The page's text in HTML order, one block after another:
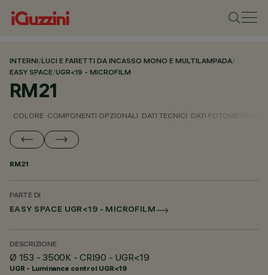
INTERNI/LUCI E FARETTI DA INCASSO MONO E MULTILAMPADA/
EASY SPACE/UGR<19 - MICROFILM
RM21
COLORE COMPONENTI OPZIONALI DATI TECNICI DATI FOTOMETRICI
RM21
PARTE DI
EASY SPACE UGR<19 - MICROFILM
DESCRIZIONE
Ø 153 - 3500K - CRI90 - UGR<19
UGR - Luminance control UGR<19